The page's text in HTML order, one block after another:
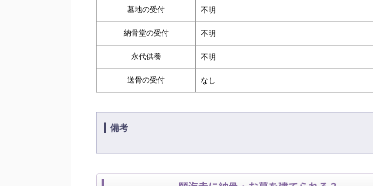
墓地の受付 不明
納骨堂の受付 不明
永代供養 不明
送骨の受付 なし
備考